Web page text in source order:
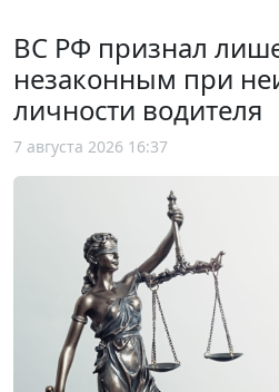
ВС РФ признал
незаконным при
личности водителя
7 августа 2026 16:37